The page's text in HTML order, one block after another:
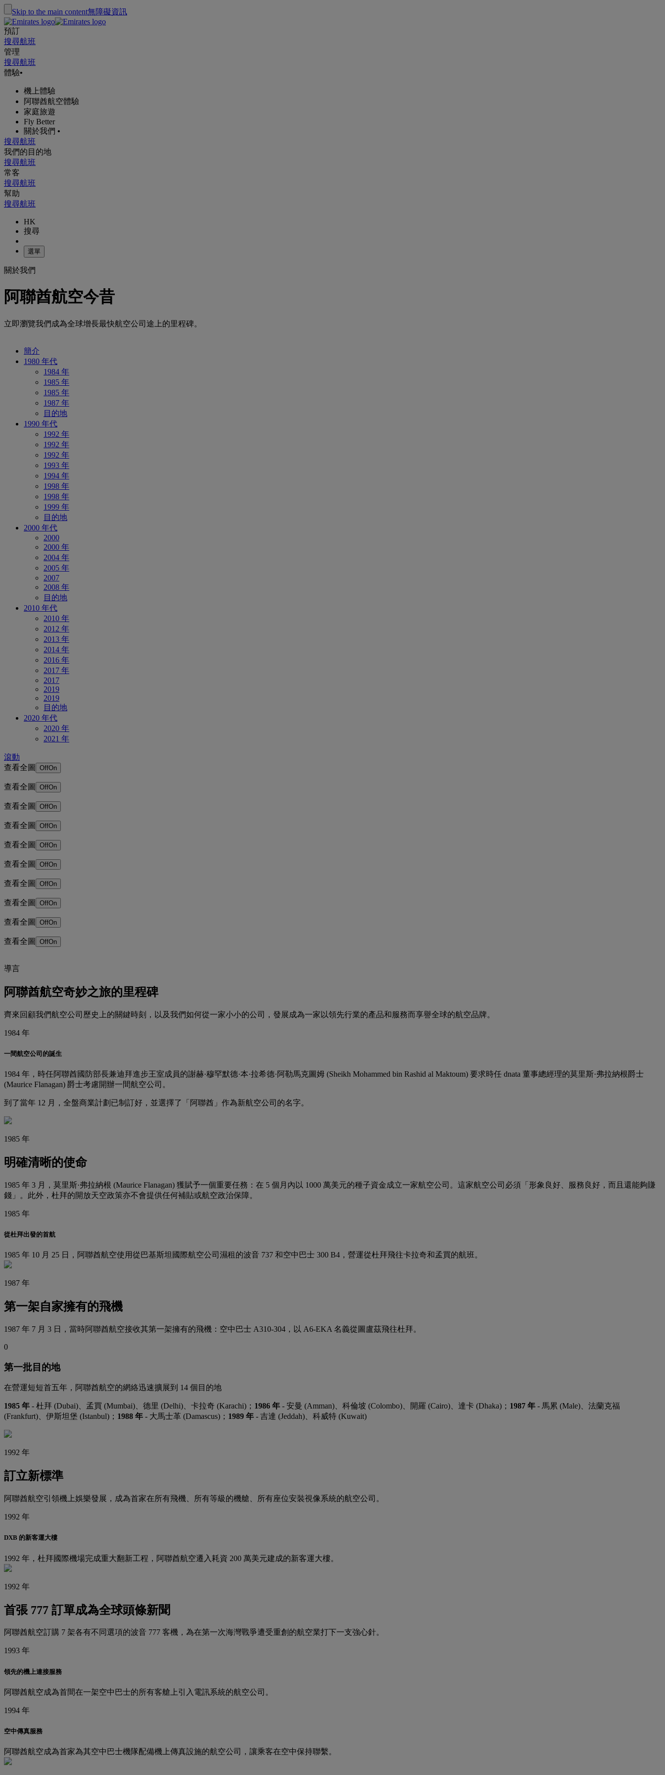
Skip to the main content無障礙資訊
預訂
搜尋航班
管理
搜尋航班
體驗•
機上體驗
阿聯酋航空體驗
家庭旅遊
Fly Better
關於我們 •
搜尋航班
我們的目的地
搜尋航班
常客
搜尋航班
幫助
搜尋航班
HK
搜尋
選單
關於我們
阿聯酋航空今昔
立即瀏覽我們成為全球增長最快航空公司途上的里程碑。
簡介
1980 年代
1984 年
1985 年
1985 年
1987 年
目的地
1990 年代
1992 年
1992 年
1992 年
1993 年
1994 年
1998 年
1998 年
1999 年
目的地
2000 年代
2000
2000 年
2004 年
2005 年
2007
2008 年
目的地
2010 年代
2010 年
2012 年
2013 年
2014 年
2016 年
2017 年
2017
2019
2019
目的地
2020 年代
2020 年
2021 年
滾動
查看全圖
OffOn
查看全圖 OffOn
查看全圖 OffOn
查看全圖 OffOn
查看全圖 OffOn
查看全圖 OffOn
查看全圖 OffOn
查看全圖 OffOn
查看全圖 OffOn
查看全圖 OffOn
導言
阿聯酋航空奇妙之旅的里程碑
齊來回顧我們航空公司歷史上的關鍵時刻，以及我們如何從一家小小的公司，發展成為一家以領先行業的產品和服務而享譽全球的航空品牌。
1984 年
一間航空公司的誕生
1984 年，時任阿聯酋國防部長兼迪拜進步王室成員的謝赫·穆罕默德·本·拉希德·阿勒馬克圖姆 (Sheikh Mohammed bin Rashid al Maktoum) 要求時任 dnata 董事總經理的莫里斯·弗拉納根爵士
(Maurice Flanagan) 爵士考慮開辦一間航空公司。
到了當年 12 月，全盤商業計劃已制訂好，並選擇了「阿聯酋」作為新航空公司的名字。
1985 年
明確清晰的使命
1985 年 3 月，莫里斯·弗拉納根 (Maurice Flanagan) 獲賦予一個重要任務：在 5 個月內以 1000 萬美元的種子資金成立一家航空公司。這家航空公司必須「形象良好、服務良好，而且還能夠賺
錢」。此外，杜拜的開放天空政策亦不會提供任何補貼或航空政治保障。
1985 年
從杜拜出發的首航
1985 年 10 月 25 日，阿聯酋航空使用從巴基斯坦國際航空公司濕租的波音 737 和空中巴士 300 B4，營運從杜拜飛往卡拉奇和孟買的航班。
1987 年
第一架自家擁有的飛機
1987 年 7 月 3 日，當時阿聯酋航空接收其第一架擁有的飛機：空中巴士 A310-304，以 A6-EKA 名義從圖盧茲飛往杜拜。
0
第一批目的地
在營運短短首五年，阿聯酋航空的網絡迅速擴展到 14 個目的地
1985 年 - 杜拜 (Dubai)、孟買 (Mumbai)、德里 (Delhi)、卡拉奇 (Karachi)； 1986 年 - 安曼 (Amman)、科倫坡 (Colombo)、開羅 (Cairo)、達卡 (Dhaka)； 1987 年 - 馬累 (Male)、法蘭克福
(Frankfurt)、伊斯坦堡 (Istanbul)； 1988 年 - 大馬士革 (Damascus)； 1989 年 - 吉達 (Jeddah)、科威特 (Kuwait)
1992 年
訂立新標準
阿聯酋航空引領機上娛樂發展，成為首家在所有飛機、所有等級的機艙、所有座位安裝視像系統的航空公司。
1992 年
DXB 的新客運大樓
1992 年，杜拜國際機場完成重大翻新工程，阿聯酋航空遷入耗資 200 萬美元建成的新客運大樓。
1992 年
首張 777 訂單成為全球頭條新聞
阿聯酋航空訂購 7 架各有不同選項的波音 777 客機，為在第一次海灣戰爭遭受重創的航空業打下一支強心針。
1993 年
領先的機上連接服務
阿聯酋航空成為首間在一架空中巴士的所有客艙上引入電訊系統的航空公司。
1994 年
空中傳真服務
阿聯酋航空成為首家為其空中巴士機隊配備機上傳真設施的航空公司，讓乘客在空中保持聯繫。